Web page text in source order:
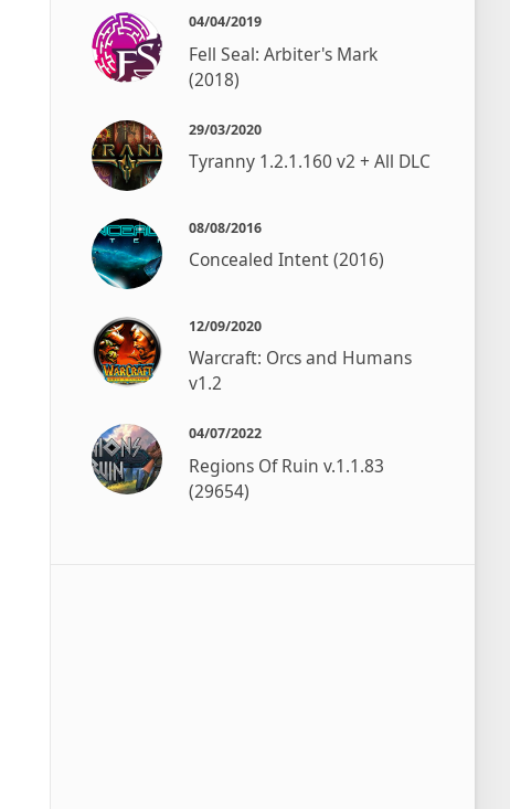
04/04/2019
Fell Seal: Arbiter's Mark
(2018)
29/03/2020
Tyranny 1.2.1.160 v2 + All DLC
08/08/2016
Concealed Intent (2016)
12/09/2020
Warcraft: Orcs and Humans
v1.2
04/07/2022
Regions Of Ruin v.1.1.83
(29654)